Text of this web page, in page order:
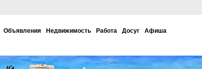
Объявления Недвижимость Работа Досуг Афиша